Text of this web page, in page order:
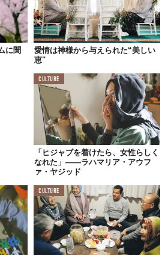
かもしれませんが、要は「ハラーム」
んです。
んどのものがハラールな食材
ついているものは安全ですが、ムスリ
食べられないわけじゃない。食の選択
。グルメ大国の日本だとなおさらです
から、なんでも食べたい。食べたいも
原材料をネットで調べたり、電話で問
ストラン、お酒は飲まないけれど居酒
いの？」と聞かれることはよくありま
はずしたいと思わないの？」と同じよ
に聞
愛情は神様から与えられた“美しい
恵"
CULTURE
「ヒジャブを着けたら、女性らしく
なれた」――ラハマリア・アウフ
ァ・ヤジッド
CULTURE